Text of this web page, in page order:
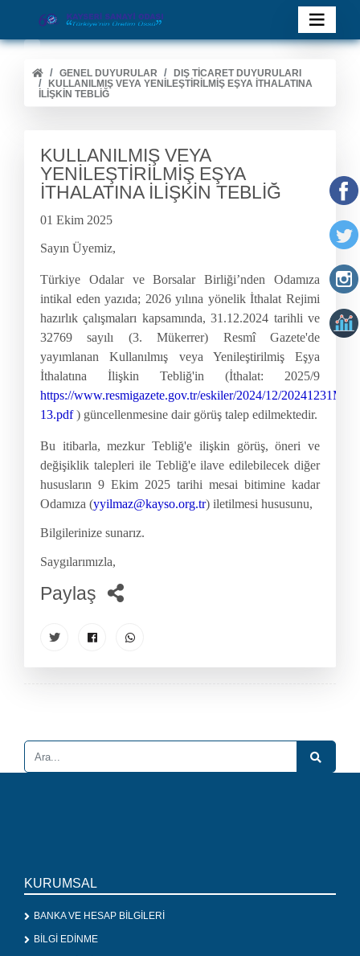
GENEL DUYURULAR
DIŞ TİCARET DUYURULARI
KULLANILMIŞ VEYA YENİLEŞTİRİLMİŞ EŞYA İTHALATINA
İLİŞKİN TEBLİĞ
KULLANILMIŞ VEYA
YENİLEŞTİRİLMİŞ EŞYA
İTHALATINA İLİŞKİN TEBLİĞ
01 Ekim 2025
Sayın Üyemiz,
Türkiye Odalarve Borsalar Birliği’nden Odamıza
intikal eden yazıda; 2026 yılına yönelik İthalat Rejimi
hazırlık çalışmaları kapsamında, 31.12.2024 tarihli ve
32769 sayılı (3. Mükerrer) Resmî Gazete'de
yayımlanan Kullanılmış veya Yenileştirilmiş Eşya
İthalatına İlişkin Tebliğ'in (İthalat: 2025/9
https://www.resmigazete.gov.tr/eskiler/2024/12/20241231M3-
13.pdf) güncellenmesine dair görüş talep edilmektedir.
Bu itibarla, mezkur Tebliğ'e ilişkin görüş, öneri ve
değişiklik talepleri ile Tebliğ'e ilave edilebilecek diğer
hususların 9 Ekim 2025 tarihi mesai bitimine kadar
Odamıza (yyilmaz@kayso.org.tr) iletilmesi hususunu,
Bilgilerinize sunarız.
Saygılarımızla,
Paylaş
KURUMSAL
BANKA VE HESAP BİLGİLERİ
BİLGİ EDİNME